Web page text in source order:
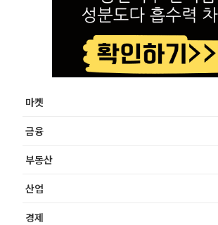
마켓
금융
부동산
산업
경제